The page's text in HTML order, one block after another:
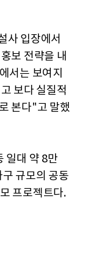
사 입장에서
보 전략을 내
서는 보여지
보다 실질적
본다"고 말했
일대 약 8만
규모의 공동
프로젝트다.